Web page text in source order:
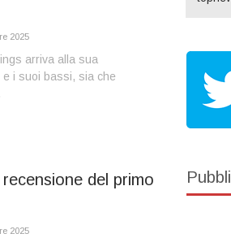
2025
arriva alla sua
i suoi bassi, sia che
del primo
2025